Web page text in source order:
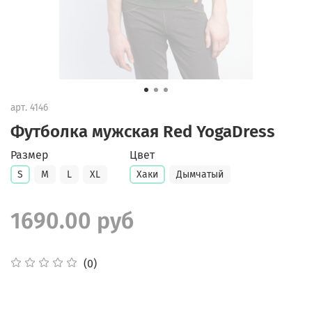
арт. 4146
Футболка мужская Red YogaDress
(0)
Размер
S M L XL
Цвет
Хаки Дымчатый
1690.00 руб